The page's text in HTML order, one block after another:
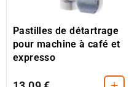
Pastilles de détartrage
pour machine à café et
expresso